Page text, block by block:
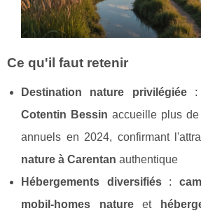
Ce qu'il faut retenir
Destination nature privilégiée:
Cotentin Bessin accueille plus
annuels en 2024, confirmant
nature à Carentan authentique
Hébergements diversifiés:
mobil-homes natureet